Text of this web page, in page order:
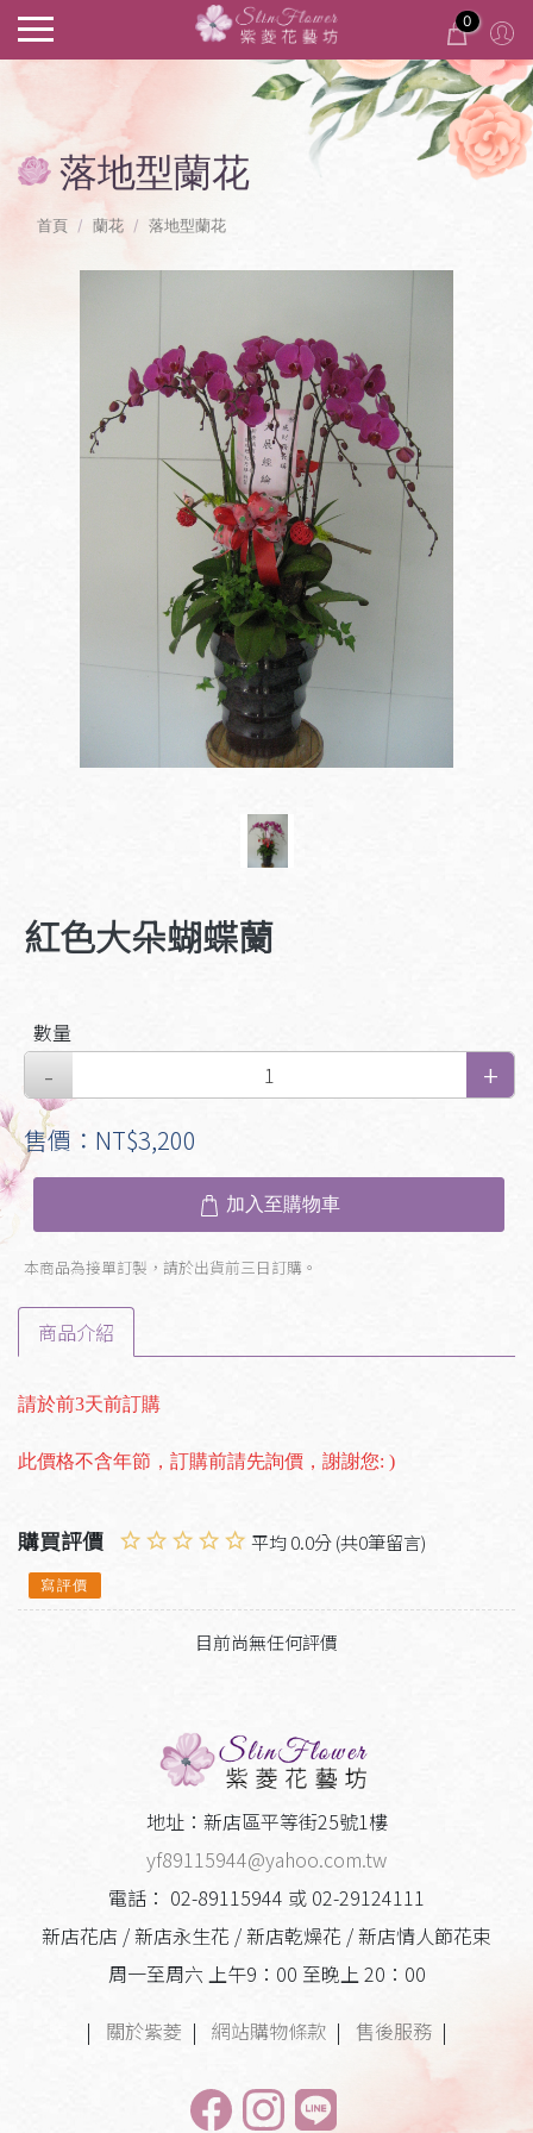
0
落地型蘭花
首頁 蘭花 落地型蘭花
紅色大朵蝴蝶蘭
數量
售價：NT$3,200
加入至購物車
本商品為接單訂製，請於出貨前三日訂購。
商品介紹
請於前3天前訂購
此價格不含年節，訂購前請先詢價，謝謝您: )
購買評價 平均 0.0分 (共0筆留言)
寫評價
目前尚無任何評價
地址：新店區平等街25號1樓
yf89115944@yahoo.com.tw
電話： 02-89115944 或 02-29124111
新店花店 / 新店永生花 / 新店乾燥花 / 新店情人節花束
周一至周六 上午9：00 至晚上 20：00
|
關於紫菱 | 網站購物條款 | 售後服務 |